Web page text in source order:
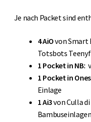
Je nach Packet sind
4 AiOvon Smart
Totsbots
1 Pocket in NB:
1 Pocket in
Einlage
1 Ai3von Culla